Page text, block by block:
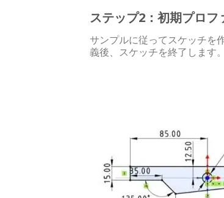
ステップ2：初期プロフ
サンプルに従ってスケッチを
義後、スケッチを終了します。